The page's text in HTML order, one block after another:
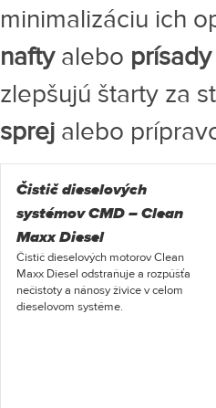
minimalizáciu ich
naftyalebo
zlepšujú štarty za
sprej alebo
Čistič dieselových
systémov CMD – Clean
Maxx Diesel
Čistič dieselových motorov Clean
Maxx Diesel odstraňuje a rozpúšťa
nečistoty a nánosy živice v celom
dieselovom systéme.